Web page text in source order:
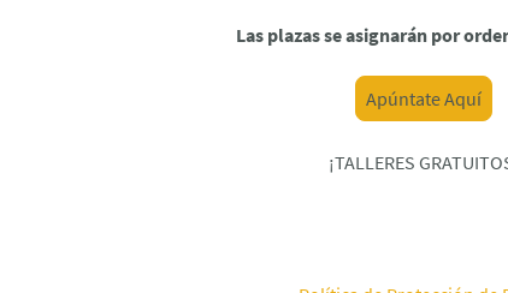
Las plazas se asignarán por
Apúntate Aquí
¡TALLERES